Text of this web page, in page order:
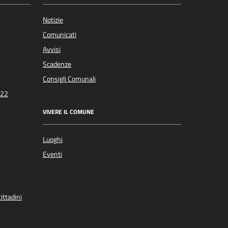
Notizie
Comunicati
Avvisi
Scadenze
Consigli Comunali
VIVERE IL COMUNE
Luoghi
Eventi